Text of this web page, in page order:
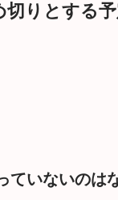
りとする予
ていないのは